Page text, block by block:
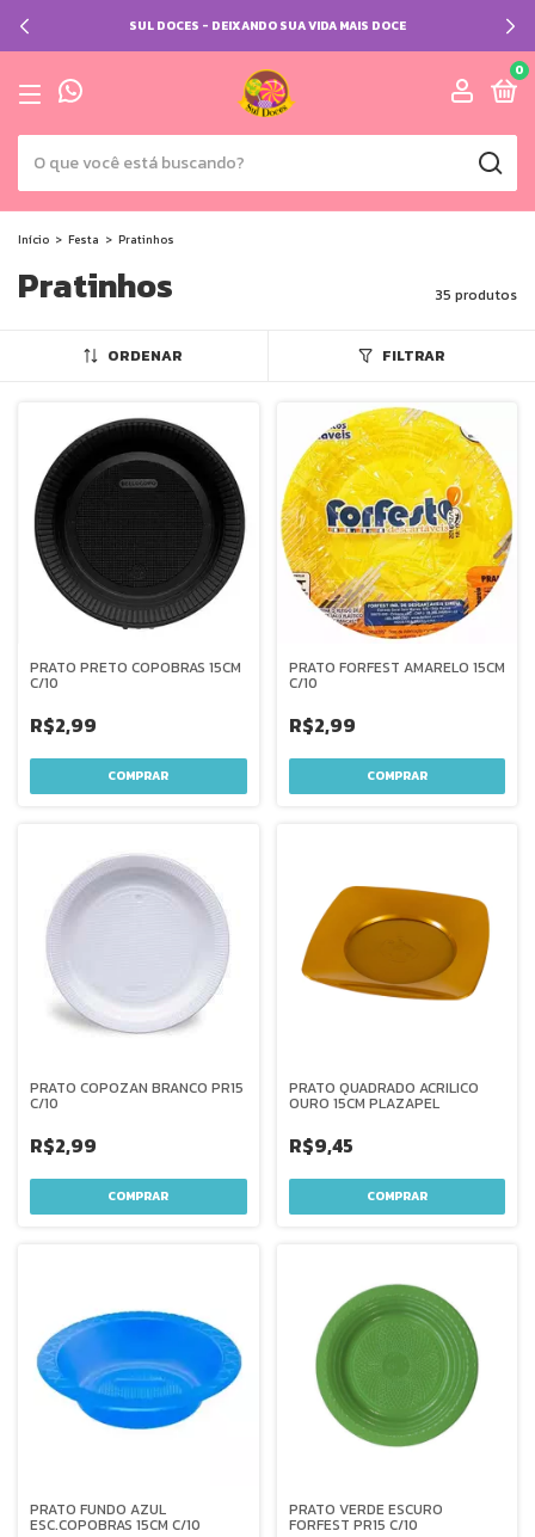
SUL DOCES - DEIXANDO SUA VIDA MAIS DOCE
0
Início > Festa > Pratinhos
Pratinhos 35 produtos
ORDENAR FILTRAR
PRATO PRETO COPOBRAS 15CM
C/10
R$2,99
PRATO FORFEST AMARELO 15CM
C/10
R$2,99
PRATO COPOZAN BRANCO PR15
C/10
R$2,99
PRATO QUADRADO ACRILICO
OURO 15CM PLAZAPEL
R$9,45
PRATO FUNDO AZUL
ESC.COPOBRAS 15CM C/10
PRATO VERDE ESCURO
FORFEST PR15 C/10